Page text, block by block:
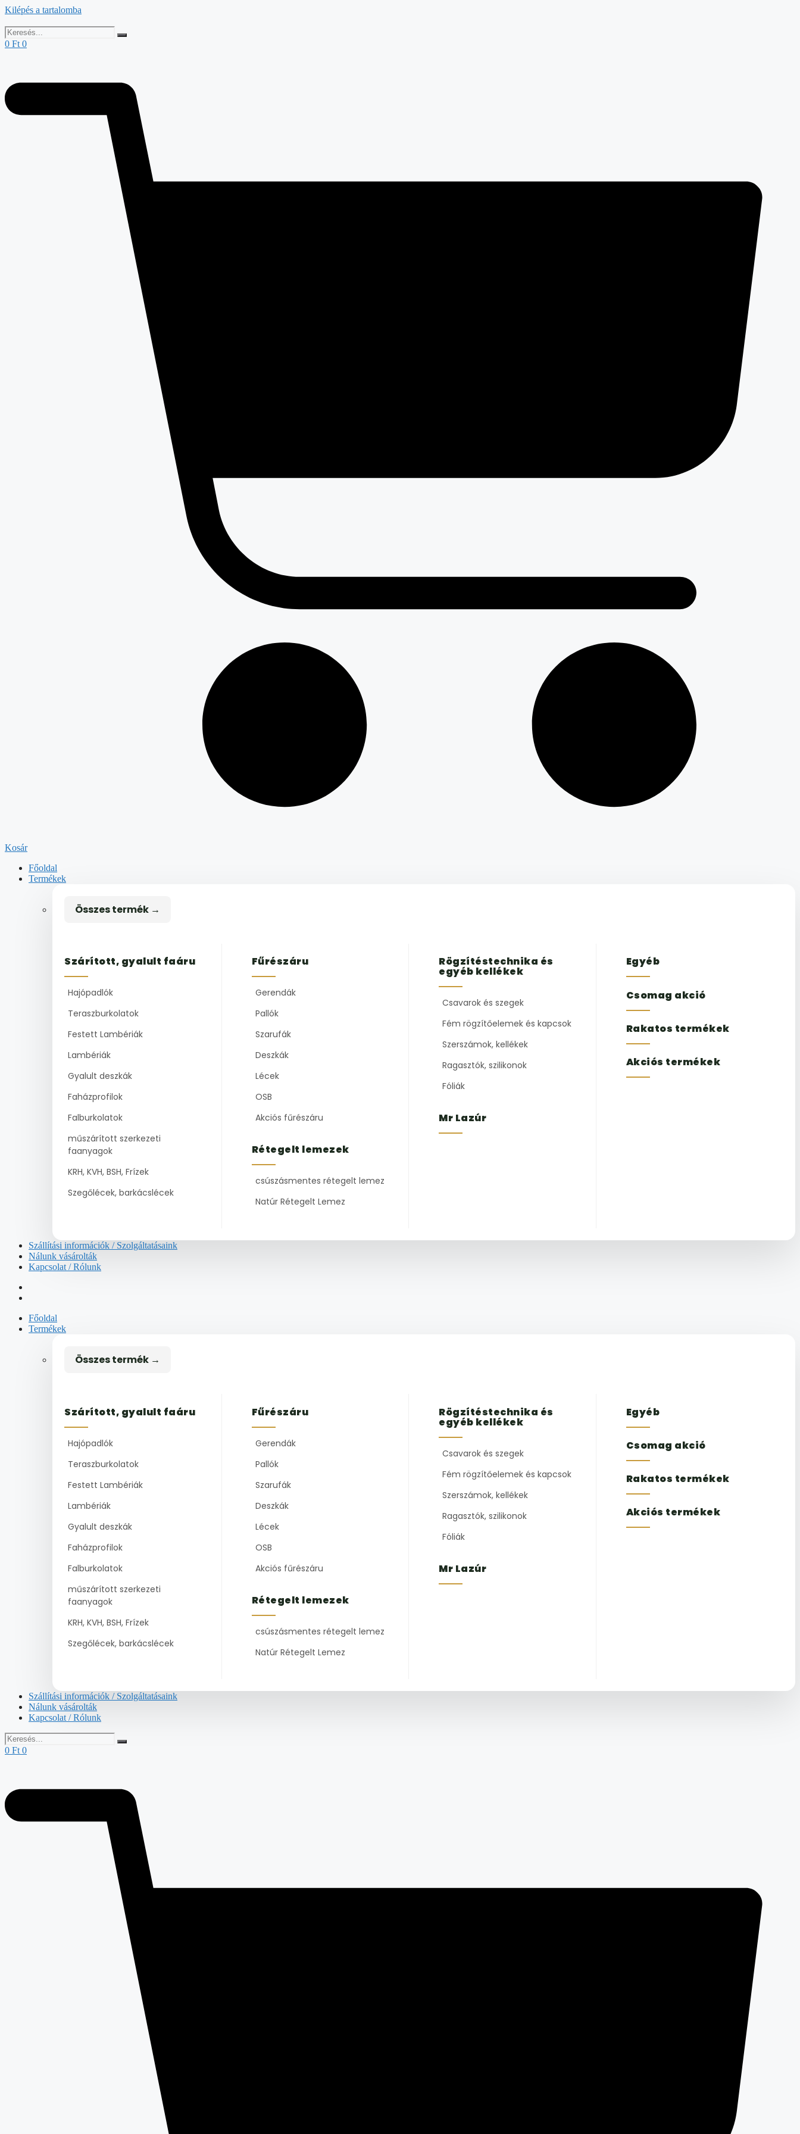
Kilépés a tartalomba
0 Ft 0
Kosár
Főoldal
Termékek
Összes termék →
Szárított, gyalult faáru
Hajópadlók
Teraszburkolatok
Festett Lambériák
Lambériák
Gyalult deszkák
Faházprofilok
Falburkolatok
műszárított szerkezeti
faanyagok
KRH, KVH, BSH, Frízek
Szegőlécek, barkácslécek
Fűrészáru
Gerendák
Pallók
Szarufák
Deszkák
Lécek
OSB
Akciós fűrészáru
Rétegelt lemezek
csúszásmentes rétegelt lemez
Natúr Rétegelt Lemez
Rögzítéstechnika és
egyéb kellékek
Csavarok és szegek
Fém rögzítőelemek és kapcsok
Szerszámok, kellékek
Ragasztók, szilikonok
Fóliák
Mr Lazúr
Egyéb
Csomag akció
Rakatos termékek
Akciós termékek
Szállítási információk / Szolgáltatásaink
Nálunk vásárolták
Kapcsolat / Rólunk
Főoldal
Termékek
Összes termék →
Szárított, gyalult faáru
Hajópadlók
Teraszburkolatok
Festett Lambériák
Lambériák
Gyalult deszkák
Faházprofilok
Falburkolatok
műszárított szerkezeti
faanyagok
KRH, KVH, BSH, Frízek
Szegőlécek, barkácslécek
Fűrészáru
Gerendák
Pallók
Szarufák
Deszkák
Lécek
OSB
Akciós fűrészáru
Rétegelt lemezek
csúszásmentes rétegelt lemez
Natúr Rétegelt Lemez
Rögzítéstechnika és
egyéb kellékek
Csavarok és szegek
Fém rögzítőelemek és kapcsok
Szerszámok, kellékek
Ragasztók, szilikonok
Fóliák
Mr Lazúr
Egyéb
Csomag akció
Rakatos termékek
Akciós termékek
Szállítási információk / Szolgáltatásaink
Nálunk vásárolták
Kapcsolat / Rólunk
0 Ft 0